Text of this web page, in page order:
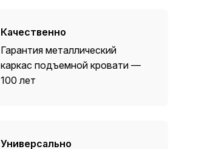
Качественно
Гарантия металлический
каркас подъемной кровати —
100 лет
Универсально